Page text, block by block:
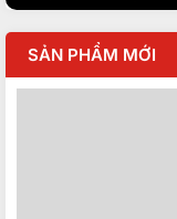
SẢN PHẨM MỚI